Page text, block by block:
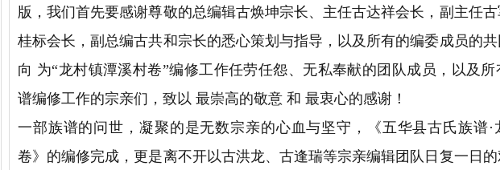
版，我们首先要感谢尊敬的总编辑古焕坤宗长、主任古达祥会长，副主任
桂标会长，副总编古共和宗长的悉心策划与指导，以及所有的编委成员的
向 为“龙村镇潭溪村卷”编修工作任劳任怨、无私奉献的团队成员，以及
谱编修工作的宗亲们，致以 最崇高的敬意 和 最衷心的感谢！
一部族谱的问世，凝聚的是无数宗亲的心血与坚守，《五华县古氏族谱·
卷》的编修完成，更是离不开以古洪龙、古逢瑞等宗亲编辑团队日复一日的